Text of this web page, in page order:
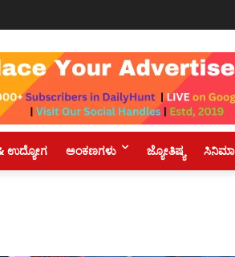
ಉದ್ಯೋಗ ಅಂಕಣಗಳು ಜ್ಯೋತಿಷ್ಯ ಸಿನಿಮಾ